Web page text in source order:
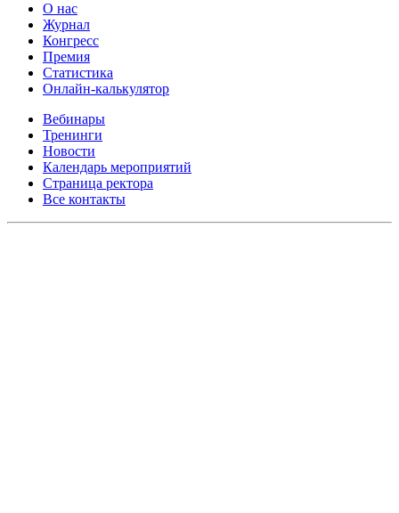
О нас
Журнал
Конгресс
Премия
Статистика
Онлайн-калькулятор
Вебинары
Тренинги
Новости
Календарь мероприятий
Страница ректора
Все контакты